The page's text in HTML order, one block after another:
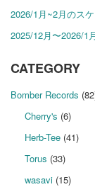
2026/1月~2月のス
2025/12月〜2026/1
CATEGORY
Bomber Records
Cherry's (6)
Herb-Tee(41)
Torus (33)
wasavi(15)